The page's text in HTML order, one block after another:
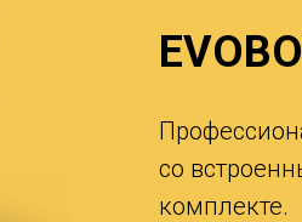
со
комплекте.